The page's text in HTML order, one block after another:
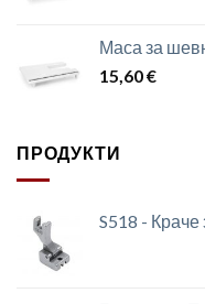
Маса за
15,60€
ПРОДУКТИ
S518 -